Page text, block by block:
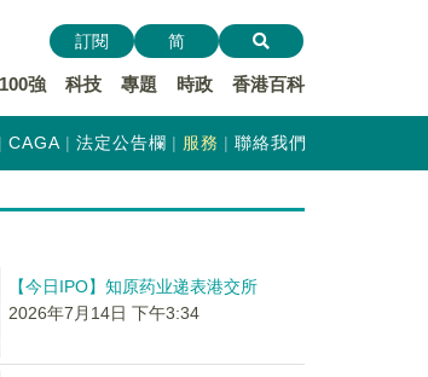
強 科技 專題 時政 香港百科
訂閱 简
CAGA 法定公告欄 服務 聯絡我們
【今日IPO】知原药业递表港交所
2026年7月14日 下午3:34